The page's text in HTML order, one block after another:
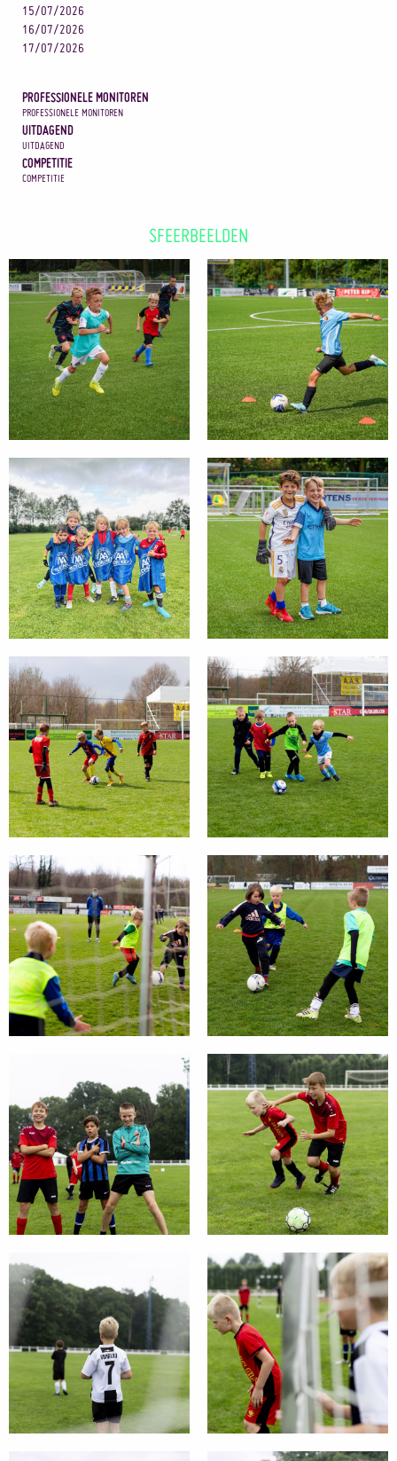
15/07/2026
16/07/2026
17/07/2026
PROFESSIONELE MONITOREN
PROFESSIONELE MONITOREN
UITDAGEND
UITDAGEND
COMPETITIE
COMPETITIE
SFEERBEELDEN